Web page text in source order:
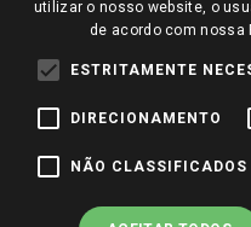
Perguntas frequentes
Identidade Visual
Redes Sociais
Pagamento e
utilizar o nosso website, o
de acordo com nossa
ESTRITAMENTE
DIRECIONAMENTO
NÃO CLASSIFICADOS